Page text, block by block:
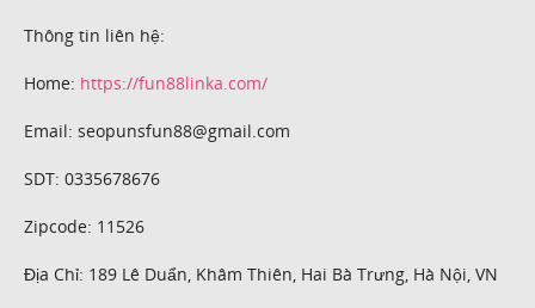
Thông tin liên hệ:
Home: https://fun88linka.com/
Email: seopunsfun88@gmail.com
SDT: 0335678676
Zipcode: 11526
Địa Chỉ: 189 Lê Duẩn, Khâm Thiên, Hai Bà Trưng, Hà Nội, VN